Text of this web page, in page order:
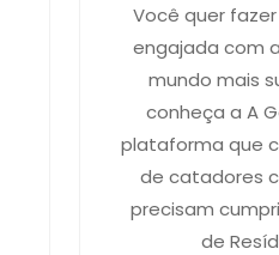
Você quer
engajada com
mundo mais
conheça a A
plataforma que
de catadores
precisam
de